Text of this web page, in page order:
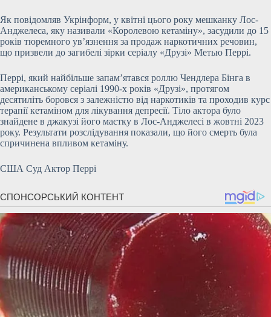
Як повідомляв Укрінформ, у квітні цього року мешканку Лос-
Анджелеса, яку називали «Королевою кетаміну», засудили до 15
років тюремного ув’язнення за продаж наркотичних речовин,
що призвели до загибелі зірки серіалу «Друзі» Метью Перрі.
Перрі, який найбільше запам’ятався роллю Чендлера Бінга в
американському серіалі 1990-х років «Друзі», протягом
десятиліть боровся з залежністю від наркотиків та проходив курс
терапії кетаміном для лікування депресії. Тіло актора було
знайдене в джакузі його маєтку в Лос-Анджелесі в жовтні 2023
року. Результати розслідування показали, що його смерть була
спричинена впливом кетаміну.
США Суд Актор Перрі